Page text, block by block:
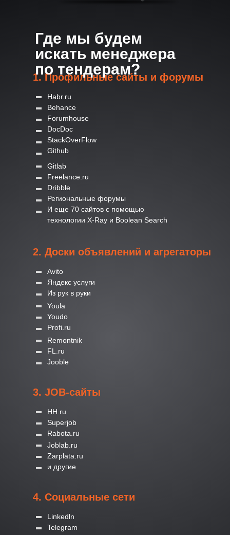
1. Профильные сайты и форумы
Habr.ru
Behance
Forumhouse
DocDoc
StackOverFlow
Github
Где мы будем
искать менеджера
по тендерам?
Gitlab
Freelance.ru
Dribble
Региональные форумы
И еще 70 сайтов с помощью
технологии X-Ray и Boolean Search
3. JOB-сайты
HH.ru
Superjob
Rabota.ru
Joblab.ru
Zarplata.ru
и другие
2. Доски объявлений и агрегаторы
Avito
Яндекс услуги
Из рук в руки
Youla
Youdo
Profi.ru
Remontnik
FL.ru
Jooble
4. Социальные сети
Linkedln
Telegram